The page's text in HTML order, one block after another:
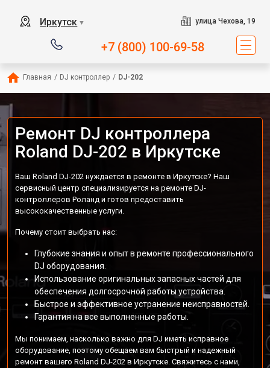
Иркутск ▼ улица Чехова, 19
+7 (800) 100-69-58
Главная / DJ контроллер / DJ-202
Ремонт DJ контроллера
Roland DJ-202 в Иркутске
Ваш Roland DJ-202 нуждается в ремонте в Иркутске? Наш
сервисный центр специализируется на ремонте DJ-
контроллеров Роланд и готов предоставить
высококачественные услуги.
Почему стоит выбрать нас:
Глубокие знания и опыт в ремонте профессионального
DJ оборудования.
Использование оригинальных запасных частей для
обеспечения долгосрочной работы устройства.
Быстрое и эффективное устранение неисправностей.
Гарантия на все выполненные работы.
Мы понимаем, насколько важно для DJ иметь исправное
оборудование, поэтому обещаем вам быстрый и надежный
ремонт вашего Roland DJ-202 в Иркутске. Свяжитесь с нами,